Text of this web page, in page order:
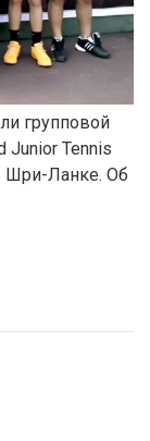
групповой
Junior Tennis
Шри-Ланке. Об